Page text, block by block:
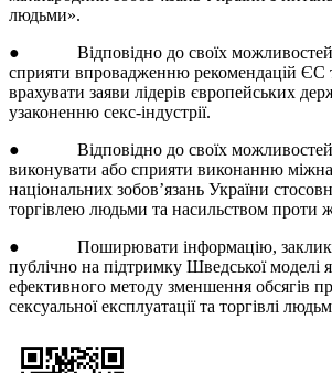
людьми».
● Відповідно до своїх можливостей
сприяти впровадженню рекомендацій ЄС
врахувати заяви лідерів європейських
узаконенню секс-індустрії.
● Відповідно до своїх можливостей
виконувати або сприяти виконанню
національних зобов’язань України
торгівлею людьми та насильством проти
● Поширювати інформацію,
публічно на підтримку Шведської моделі
ефективного методу зменшення обсягів
сексуальної експлуатації та торгівлі